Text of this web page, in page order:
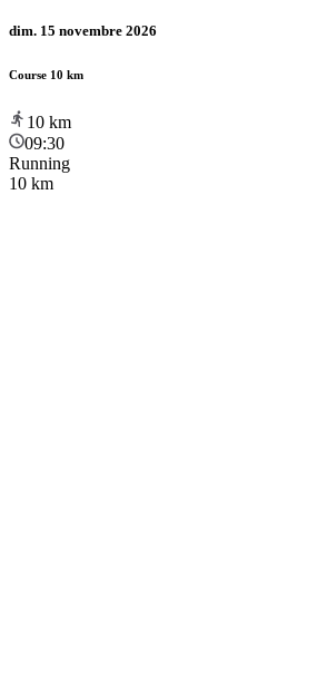
dim. 15 novembre 2026
Course 10 km
10 km
09:30
Running
10 km